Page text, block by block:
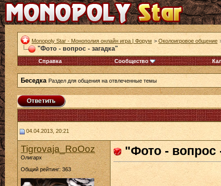
Monopoly Star - Монополия онлайн игра | Форум > Околоигровое общение
"Фото - вопрос - загадка"
Справка Сообщество
Беседка Раздел для общения на отвлеченные темы
04.04.2013, 20:21
Tigrovaja_RoOoz
Олигарх
Общий рейтинг: 363
"Фото - вопрос